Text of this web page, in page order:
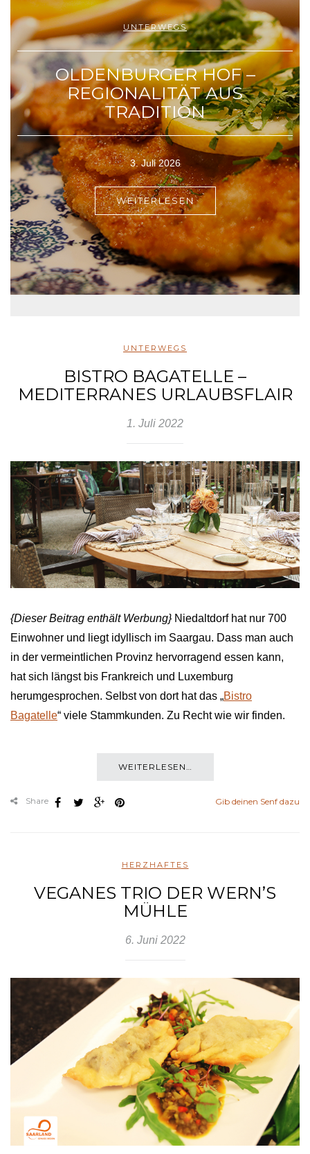
UNTERWEGS
OLDENBURGER HOF –
REGIONALITÄT AUS
TRADITION
3. Juli 2026
WEITERLESEN
UNTERWEGS
BISTRO BAGATELLE –
MEDITERRANES URLAUBSFLAIR
1. Juli 2022
{Dieser Beitrag enthält Werbung} Niedaltdorf hat nur 700
Einwohner und liegt idyllisch im Saargau. Dass man auch
in der vermeintlichen Provinz hervorragend essen kann,
hat sich längst bis Frankreich und Luxemburg
herumgesprochen. Selbst von dort hat das „Bistro
Bagatelle“ viele Stammkunden. Zu Recht wie wir finden.
WEITERLESEN…
Gib deinen Senf dazu
Share
HERZHAFTES
VEGANES TRIO DER WERN’S
MÜHLE
6. Juni 2022